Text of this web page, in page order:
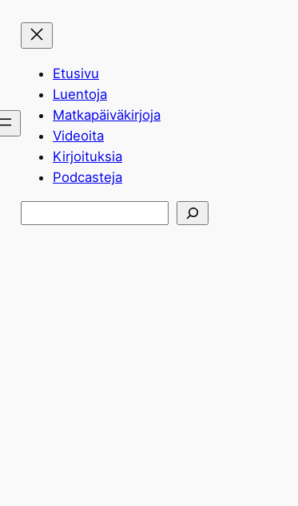
Etusivu
Luentoja
Matkapäiväkirjoja
Videoita
Kirjoituksia
Podcasteja